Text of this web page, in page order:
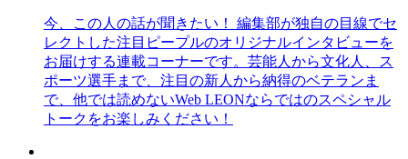
今、この人の話が聞きたい！ 編集部が独自の目線でセ
レクトした注目ピープルのオリジナルインタビューを
お届けする連載コーナーです。芸能人から文化人、ス
ポーツ選手まで、注目の新人から納得のベテランま
で、他では読めないWeb LEONならではのスペシャル
トークをお楽しみください！